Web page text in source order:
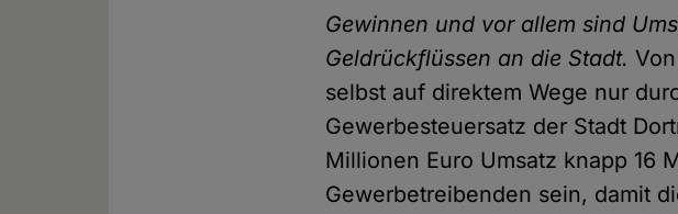
Gewinnen und vor allem sind
Geldrückflüssen an die Stadt.
selbst auf direktem Wege nur
Gewerbesteuersatz der Stadt
Millionen Euro Umsatz knapp 16
Gewerbetreibenden sein, damit